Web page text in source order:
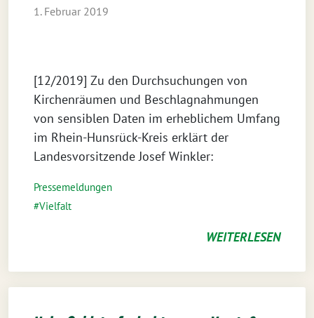
1. Februar 2019
[12/2019] Zu den Durchsuchungen von
Kirchenräumen und Beschlagnahmungen
von sensiblen Daten im erheblichem Umfang
im Rhein-Hunsrück-Kreis erklärt der
Landesvorsitzende Josef Winkler:
Pressemeldungen
Vielfalt
WEITERLESEN